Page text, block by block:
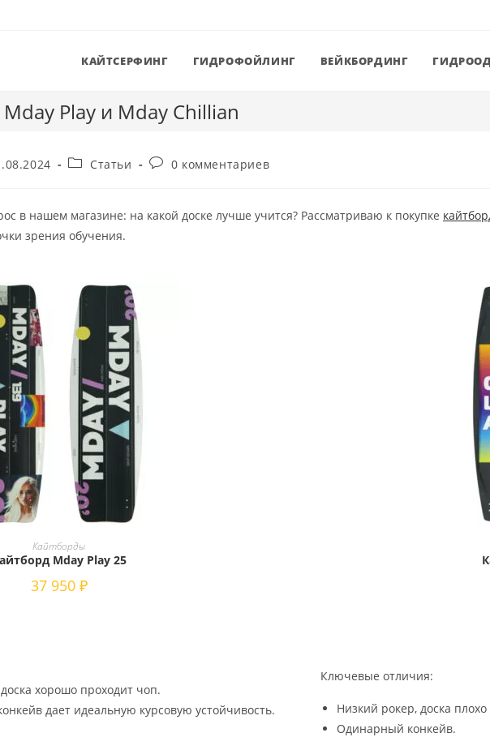
КАЙТСЕРФИНГ ГИДРОФОЙЛИНГ ВЕЙКБОРДИНГ
Play и Mday Chillian
Рубрика
Статьи
Комментарии
0 комментариев
в нашем магазине: на какой доске лучше учится? Рассматриваю к покупке
зрения обучения.
ВЫБЕРИТЕ ПАРАМЕТРЫ
товар
имеет
несколько
Опции
Кайтборды
Mday Play 25
37 950 ₽
хорошо проходит чоп.
дает идеальную курсовую устойчивость.
Ключевые отличия:
Низкий рокер, доска
Одинарный конкейв.